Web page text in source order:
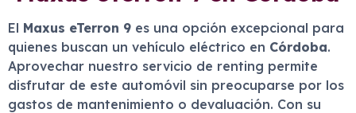
El Maxus eTerron 9 es una opción excepcional para
quienes buscan un vehículo eléctrico en Córdoba.
Aprovechar nuestro servicio de renting permite
disfrutar de este automóvil sin preocuparse por los
gastos de mantenimiento o devaluación. Con su